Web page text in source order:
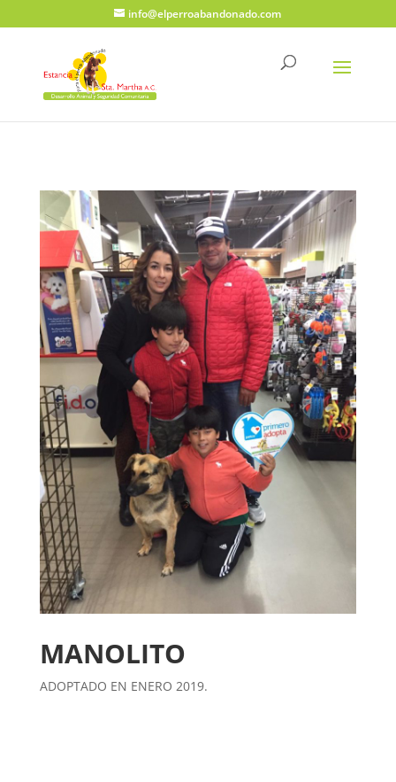
info@elperroabandonado.com
MANOLITO
ADOPTADO EN ENERO 2019.